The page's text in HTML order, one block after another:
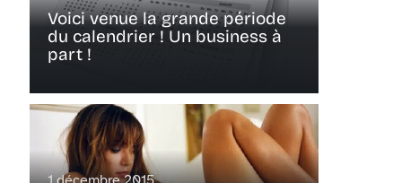
Voici venue la grande période
du calendrier ! Un business à
part !